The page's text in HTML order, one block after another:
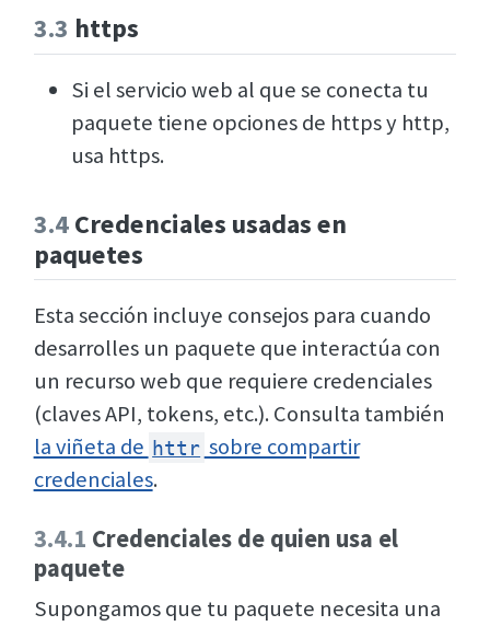
3.3 https
Si el servicio web al que se conecta tu
paquete tiene opciones de https y http,
usa https.
3.4Credenciales usadas en
paquetes
Esta sección incluye consejos para cuando
desarrolles un paquete que interactúa con
un recurso web que requiere credenciales
(claves API, tokens, etc.). Consulta también
la viñeta de httr sobre compartir
credenciales.
3.4.1 Credenciales de quien usa el
paquete
Supongamos que tu paquete necesita una